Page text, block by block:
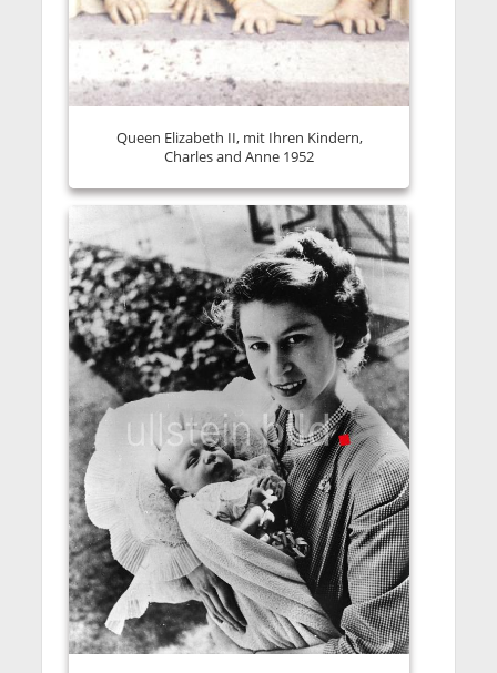
Queen Elizabeth II, mit Ihren Kindern,
Charles and Anne 1952